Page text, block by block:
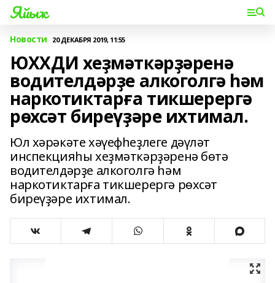
Яйыҡ
Новости 20 ДЕКАБРЯ 2019, 11:55
ЮХХДИ хеҙмәткәрҙәренә
водителдәрҙе алкоголгә һәм
наркотиктарға тикшерергә
рөхсәт биреүҙәре ихтимал.
Юл хәрәкәте хәүефһеҙлеге дәүләт
инспекцияһы хеҙмәткәрҙәренә бөтә
водителдәрҙе алкоголгә һәм
наркотиктарға тикшерергә рөхсәт
биреүҙәре ихтимал.